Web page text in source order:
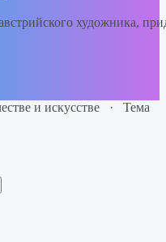
художника,
и искусстве · Тема